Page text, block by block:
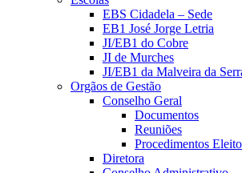
EBS Cidadela – Sede
EB1 José Jorge Letria
JI/EB1 do Cobre
JI de Murches
JI/EB1 da Malveira da
Orgãos de Gestão
Conselho Geral
Documentos
Reuniões
Procedimentos
Diretora